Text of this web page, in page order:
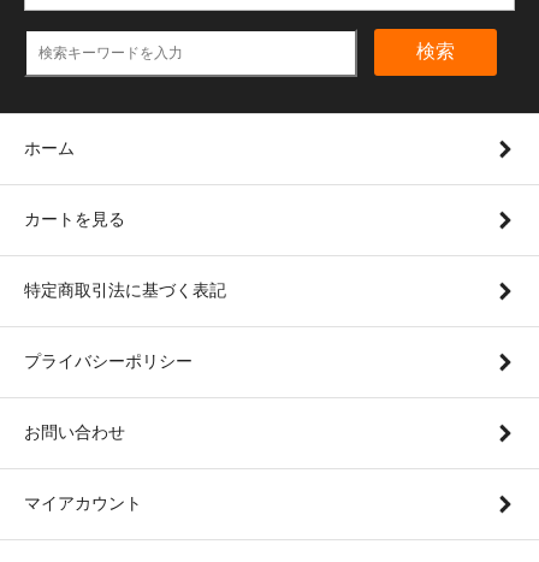
検索
ホーム
カートを見る
特定商取引法に基づく表記
プライバシーポリシー
お問い合わせ
マイアカウント